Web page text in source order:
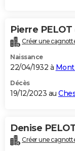
Pierre PELOT
Créer une
Naissance
22/04/1932 à
Décès
19/12/2023 au
Denise
Créer une